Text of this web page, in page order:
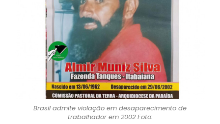
Brasil admite violação em desaparecimento de
trabalhador em 2002 Foto: